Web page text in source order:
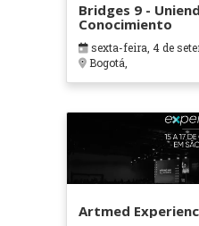
Bridges 9 -
Conocimiento
sexta-feira, 4 de
Bogotá,
Artmed